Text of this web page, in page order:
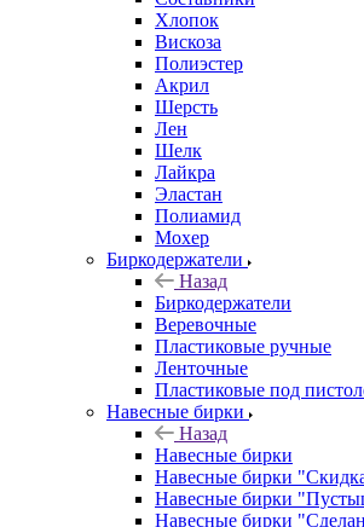
Хлопок
Вискоза
Полиэстер
Акрил
Шерсть
Лен
Шелк
Лайкра
Эластан
Полиамид
Мохер
Биркодержатели
Назад
Биркодержатели
Веревочные
Пластиковые ручные
Ленточные
Пластиковые под
Навесные бирки
Назад
Навесные бирки
Навесные бирки
Навесные бирки
Навесные бирки